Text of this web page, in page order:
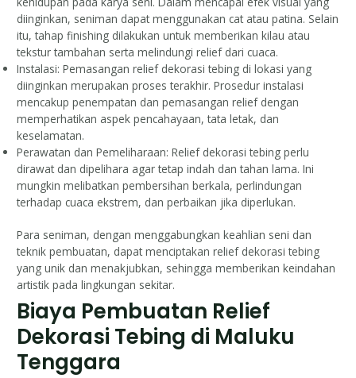
diinginkan, seniman dapat menggunakan cat atau patina. Selain
itu, tahap finishing dilakukan untuk memberikan kilau atau
tekstur tambahan serta melindungi relief dari cuaca.
Instalasi: Pemasangan relief dekorasi tebing di lokasi yang
diinginkan merupakan proses terakhir. Prosedur instalasi
mencakup penempatan dan pemasangan relief dengan
memperhatikan aspek pencahayaan, tata letak, dan
keselamatan.
Perawatan dan Pemeliharaan: Relief dekorasi tebing perlu
dirawat dan dipelihara agar tetap indah dan tahan lama. Ini
mungkin melibatkan pembersihan berkala, perlindungan
terhadap cuaca ekstrem, dan perbaikan jika diperlukan.
Para seniman, dengan menggabungkan keahlian seni dan
teknik pembuatan, dapat menciptakan relief dekorasi tebing
yang unik dan menakjubkan, sehingga memberikan keindahan
artistik pada lingkungan sekitar.
Biaya Pembuatan Relief
Dekorasi Tebing di Maluku
Tenggara